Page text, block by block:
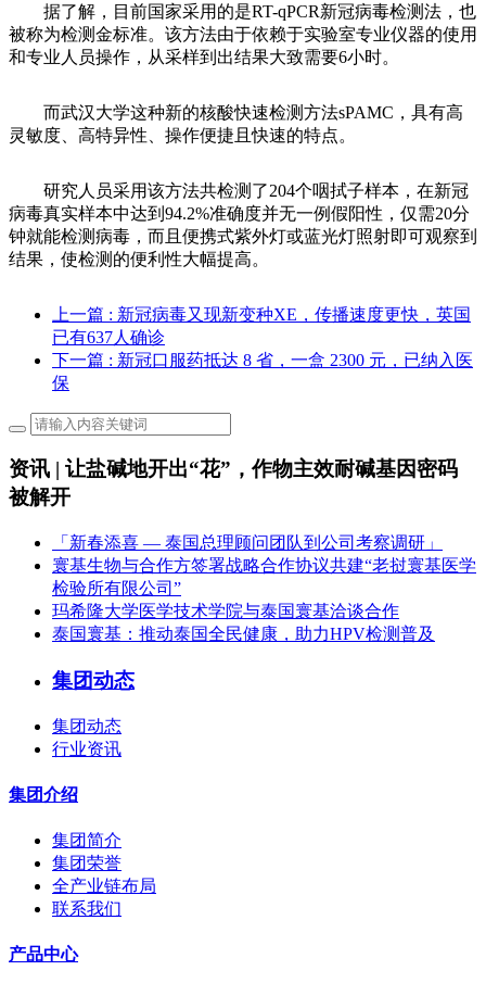
据了解，目前国家采用的是RT-qPCR新冠病毒检测法，也
被称为检测金标准。该方法由于依赖于实验室专业仪器的使用
和专业人员操作，从采样到出结果大致需要6小时。
而武汉大学这种新的核酸快速检测方法sPAMC，具有高
灵敏度、高特异性、操作便捷且快速的特点。
研究人员采用该方法共检测了204个咽拭子样本，在新冠
病毒真实样本中达到94.2%准确度并无一例假阳性，仅需20分
钟就能检测病毒，而且便携式紫外灯或蓝光灯照射即可观察到
结果，使检测的便利性大幅提高。
上一篇 : 新冠病毒又现新变种XE，传播速度更快，英国
已有637人确诊
下一篇 : 新冠口服药抵达 8 省，一盒 2300 元，已纳入医
保
资讯 | 让盐碱地开出“花”，作物主效耐碱基因密码
被解开
「新春添喜 — 泰国总理顾问团队到公司考察调研」
寰基生物与合作方签署战略合作协议共建“老挝寰基医学
检验所有限公司”
玛希隆大学医学技术学院与泰国寰基洽谈合作
泰国寰基：推动泰国全民健康，助力HPV检测普及
集团动态
集团动态
行业资讯
集团介绍
集团简介
集团荣誉
全产业链布局
联系我们
产品中心